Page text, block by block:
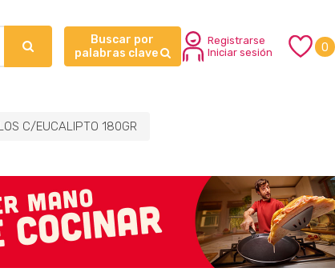
Buscar por
palabras clave
Registrarse
Iniciar sesión
0
C/EUCALIPTO 180GR